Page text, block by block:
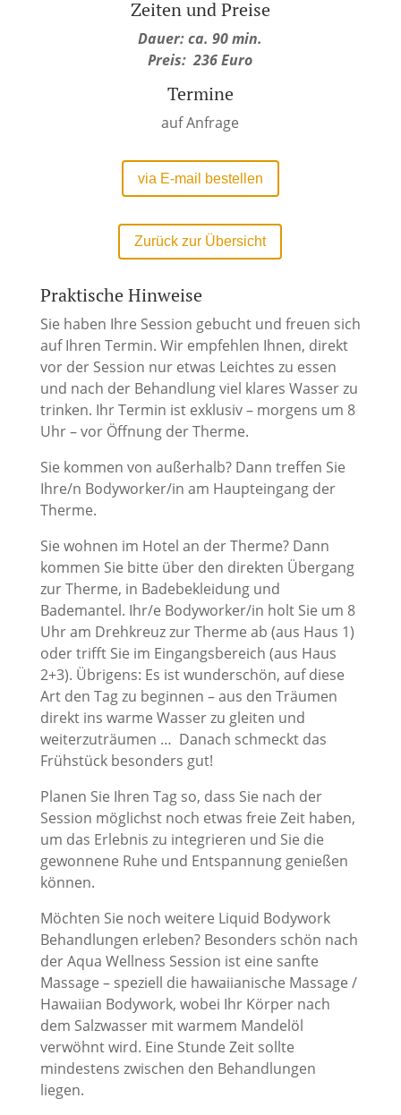
Zeiten und Preise
Dauer: ca. 90 min.
Preis: 236 Euro
Termine
auf Anfrage
via E-mail bestellen
Zurück zur Übersicht
Praktische Hinweise
Sie haben Ihre Session gebucht und freuen sich
auf Ihren Termin. Wir empfehlen Ihnen, direkt
vor der Session nur etwas Leichtes zu essen
und nach der Behandlung viel klares Wasser zu
trinken. Ihr Termin ist exklusiv – morgens um 8
Uhr – vor Öffnung der Therme.
Sie kommen von außerhalb? Dann treffen Sie
Ihre/n Bodyworker/in am Haupteingang der
Therme.
Sie wohnen im Hotel an der Therme? Dann
kommen Sie bitte über den direkten Übergang
zur Therme, in Badebekleidung und
Bademantel. Ihr/e Bodyworker/in holt Sie um 8
Uhr am Drehkreuz zur Therme ab (aus Haus 1)
oder trifft Sie im Eingangsbereich (aus Haus
2+3). Übrigens: Es ist wunderschön, auf diese
Art den Tag zu beginnen – aus den Träumen
direkt ins warme Wasser zu gleiten und
weiterzuträumen … Danach schmeckt das
Frühstück besonders gut!
Planen Sie Ihren Tag so, dass Sie nach der
Session möglichst noch etwas freie Zeit haben,
um das Erlebnis zu integrieren und Sie die
gewonnene Ruhe und Entspannung genießen
können.
Möchten Sie noch weitere Liquid Bodywork
Behandlungen erleben? Besonders schön nach
der Aqua Wellness Session ist eine sanfte
Massage – speziell die hawaiianische Massage /
Hawaiian Bodywork, wobei Ihr Körper nach
dem Salzwasser mit warmem Mandelöl
verwöhnt wird. Eine Stunde Zeit sollte
mindestens zwischen den Behandlungen
liegen.